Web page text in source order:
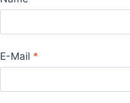
E-Mail *